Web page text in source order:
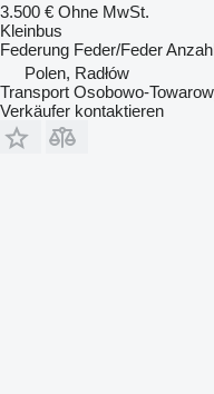
3.500 € Ohne MwSt.
Kleinbus
Federung Feder/Feder
Polen, Radłów
Transport Osobowo-
Verkäufer kontaktieren